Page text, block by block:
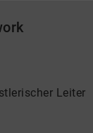
Leiter